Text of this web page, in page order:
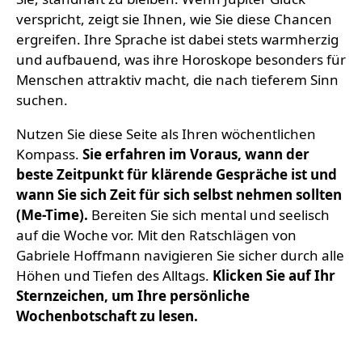
verspricht, zeigt sie Ihnen, wie Sie diese Chancen
ergreifen. Ihre Sprache ist dabei stets warmherzig
und aufbauend, was ihre Horoskope besonders für
Menschen attraktiv macht, die nach tieferem Sinn
suchen.
Nutzen Sie diese Seite als Ihren wöchentlichen
Kompass. Sie erfahren im Voraus, wann der
beste Zeitpunkt für klärende Gespräche ist und
wann Sie sich Zeit für sich selbst nehmen sollten
(Me-Time). Bereiten Sie sich mental und seelisch
auf die Woche vor. Mit den Ratschlägen von
Gabriele Hoffmann navigieren Sie sicher durch alle
Höhen und Tiefen des Alltags. Klicken Sie auf Ihr
Sternzeichen, um Ihre persönliche
Wochenbotschaft zu lesen.